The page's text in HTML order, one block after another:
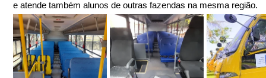
e atende também alunos de outras fazendas na mesma região.